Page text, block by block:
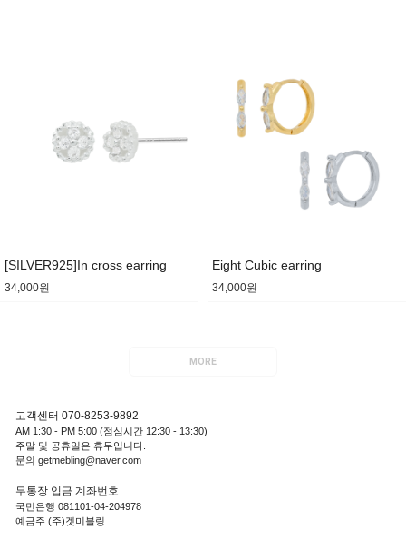
[SILVER925]In cross earring
34,000원
Eight Cubic earring
34,000원
MORE
고객센터 070-8253-9892
AM 1:30 - PM 5:00 (점심시간 12:30 - 13:30)
주말 및 공휴일은 휴무입니다.
문의 getmebling@naver.com
무통장 입금 계좌번호
국민은행 081101-04-204978
예금주 (주)겟미블링